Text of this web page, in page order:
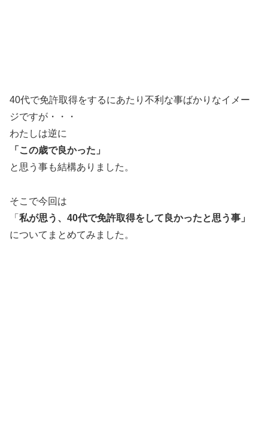
40代で免許取得をするにあたり不利な事ばかりなイメー
ジですが・・・
わたしは逆に
「この歳で良かった」
と思う事も結構ありました。
そこで今回は
「 私が思う、40代で免許取得をして良かったと思う事」
についてまとめてみました。